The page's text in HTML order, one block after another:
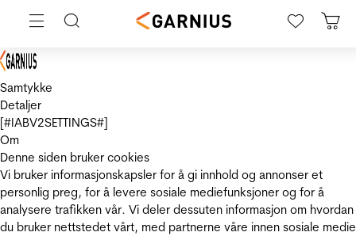
Samtykke
Detaljer
[#IABV2SETTINGS#]
Om
Denne siden bruker cookies
Vi bruker informasjonskapsler for å gi innhold og annonser et
personlig preg, for å levere sosiale mediefunksjoner og for å
analysere trafikken vår. Vi deler dessuten informasjon om hvordan
du bruker nettstedet vårt, med partnerne våre innen sosiale